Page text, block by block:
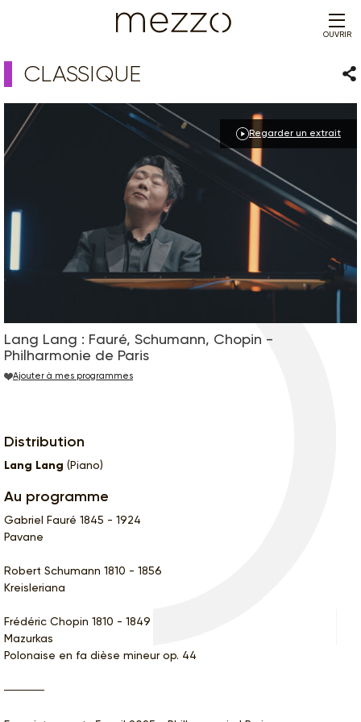
OUVRIR
CLASSIQUE
Lang Lang : Fauré, Schumann, Chopin -
Philharmonie de Paris
Regarder un extrait
Ajouter à mes programmes
Distribution
Lang Lang (Piano)
Au programme
Gabriel Fauré 1845 - 1924
Pavane
Robert Schumann 1810 - 1856
Kreisleriana
Frédéric Chopin 1810 - 1849
Mazurkas
Polonaise en fa dièse mineur op. 44